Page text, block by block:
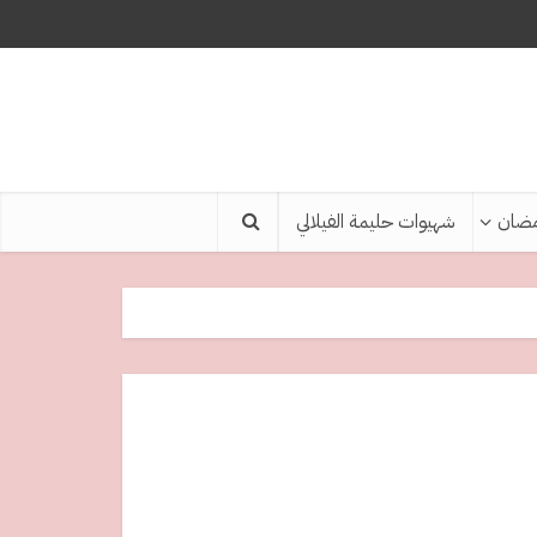
شهيوات حليمة الفيلالي